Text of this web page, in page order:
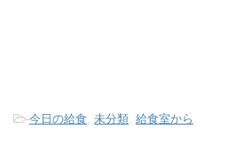
-今日の給食, 未分類, 給食室から